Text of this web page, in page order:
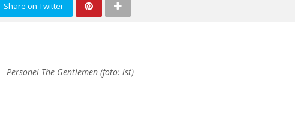
Share on Twitter
Personel The Gentlemen (foto: ist)